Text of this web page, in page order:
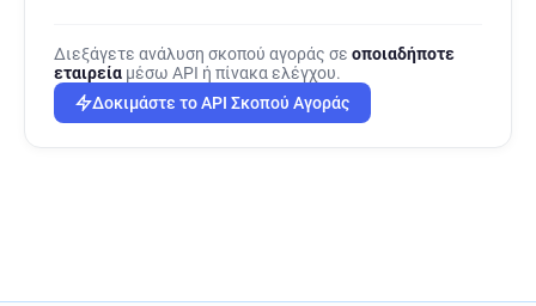
Διεξάγετε ανάλυση σκοπού αγοράς σε οποιαδήποτε
εταιρεία μέσω API ή πίνακα ελέγχου.
Δοκιμάστε το API Σκοπού Αγοράς